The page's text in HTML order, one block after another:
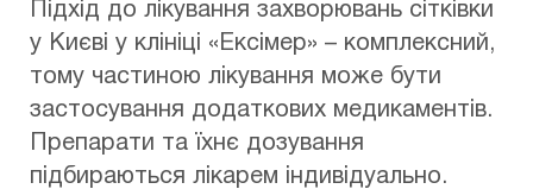
Підхід до лікування захворювань сітківки
у Києві у клініці «Ексімер» – комплексний,
тому частиною лікування може бути
застосування додаткових медикаментів.
Препарати та їхнє дозування
підбираються лікарем індивідуально.